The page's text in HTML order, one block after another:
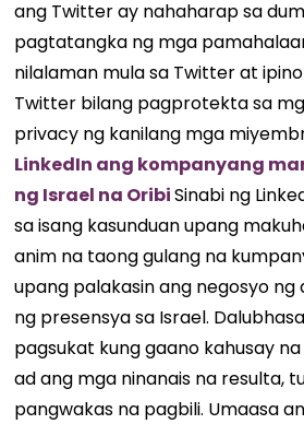
ang Twitter ay nahaharap sa
pagtatangka ng mga
nilalaman mula sa Twitter at
Twitter bilang pagprotekta sa
privacy ng kanilang mga
LinkedIn ang kompanyang
ng Israel na OribiSinabi ng
sa isang kasunduan upang
anim na taong gulang na
upang palakasin ang negosyo
ng presensya sa Israel.
pagsukat kung gaano kahusay
ad ang mga ninanais na resulta,
pangwakas na pagbili. Umaasa